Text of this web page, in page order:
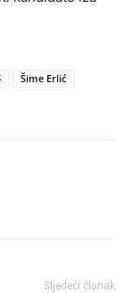
Šime Erlić
Sljedeći članak